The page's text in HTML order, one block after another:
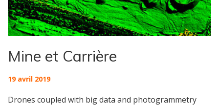
Mine et Carrière
19 avril 2019
Drones coupled with big data and photogrammetry